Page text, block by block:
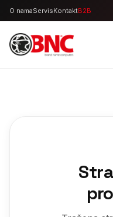
O namaServisKontaktB2B